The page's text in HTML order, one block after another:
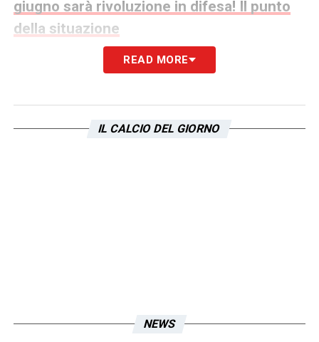
giugno sarà rivoluzione in difesa! Il punto
della situazione
LA PLAYLIST DELLE NOSTRE TOP NEWS
READ MORE
IL CALCIO DEL GIORNO
NEWS